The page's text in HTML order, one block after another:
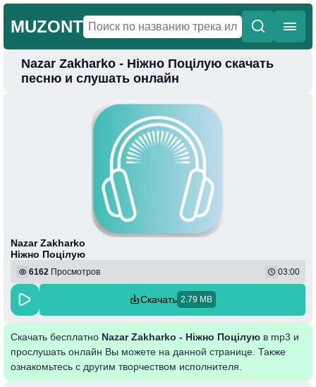
MUZONT
Главная
Nazar Zakharko - Ніжно Поцілую скачать
песню и слушать онлайн
Nazar Zakharko
Ніжно Поцілую
6162 Просмотров 03:00
Скачать 2.79 MB
Скачать бесплатно Nazar Zakharko - Ніжно Поцілую в mp3 и
прослушать онлайн Вы можете на данной странице. Также
ознакомьтесь с другим творчеством исполнителя.